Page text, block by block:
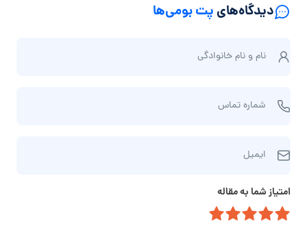
دیدگاه‌های پت بومی‌ها
ا
و
م‌
ا
ن
و
نام و نام‌ خانوادگی
م
ر
ا
شماره تماس
ی
ی
ل
ایمیل
امتیاز شما به مقاله